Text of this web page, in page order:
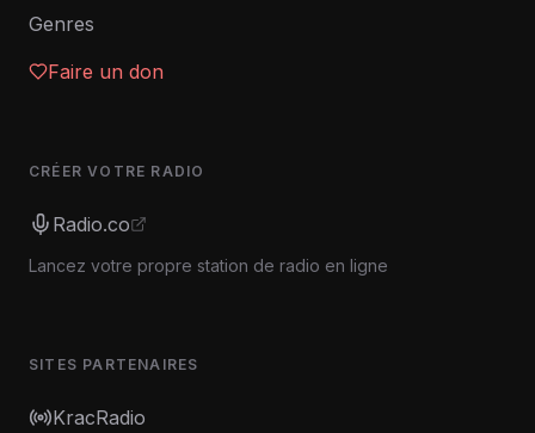
Genres
Faire un don
CRÉER VOTRE RADIO
Radio.co
Lancez votre propre station de radio en ligne
SITES PARTENAIRES
KracRadio